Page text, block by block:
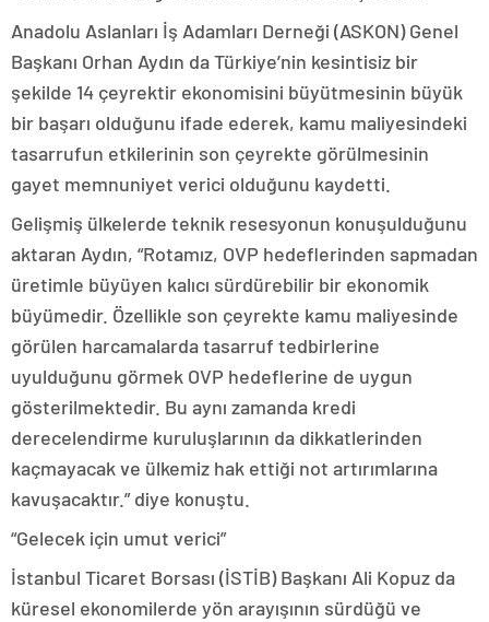
Anadolu Aslanları İş Adamları Derneği (ASKON) Genel
Başkanı Orhan Aydın da Türkiye’nin kesintisiz bir
şekilde 14 çeyrektir ekonomisini büyütmesinin büyük
bir başarı olduğunu ifade ederek, kamu maliyesindeki
tasarrufun etkilerinin son çeyrekte görülmesinin
gayet memnuniyet verici olduğunu kaydetti.
Gelişmiş ülkelerde teknik resesyonun konuşulduğunu
aktaran Aydın, “Rotamız, OVP hedeflerinden sapmadan
üretimle büyüyen kalıcı sürdürebilir bir ekonomik
büyümedir. Özellikle son çeyrekte kamu maliyesinde
görülen harcamalarda tasarruf tedbirlerine
uyulduğunu görmek OVP hedeflerine de uygun
gösterilmektedir. Bu aynı zamanda kredi
derecelendirme kuruluşlarının da dikkatlerinden
kaçmayacak ve ülkemiz hak ettiği not artırımlarına
kavuşacaktır.” diye konuştu.
“Gelecek için umut verici”
İstanbul Ticaret Borsası (İSTİB) Başkanı Ali Kopuz da
küresel ekonomilerde yön arayışının sürdüğü ve